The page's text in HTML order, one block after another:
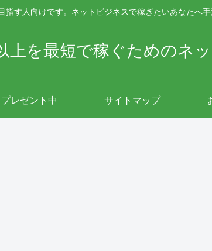
指す人向けです。ネットビジネスで稼ぎたいあなたへ
上を最短で稼ぐためのネ
プレゼント中 サイトマップ